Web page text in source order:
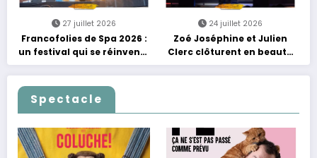
27 juillet 2026
Francofolies de Spa 2026 :
un festival qui se réinvente
entre nouveautés et
grands moments de scène
24 juillet 2026
Zoé Joséphine et Julien
Clerc clôturent en beauté
Les Nuits Francofolies au
Casino
Spectacle